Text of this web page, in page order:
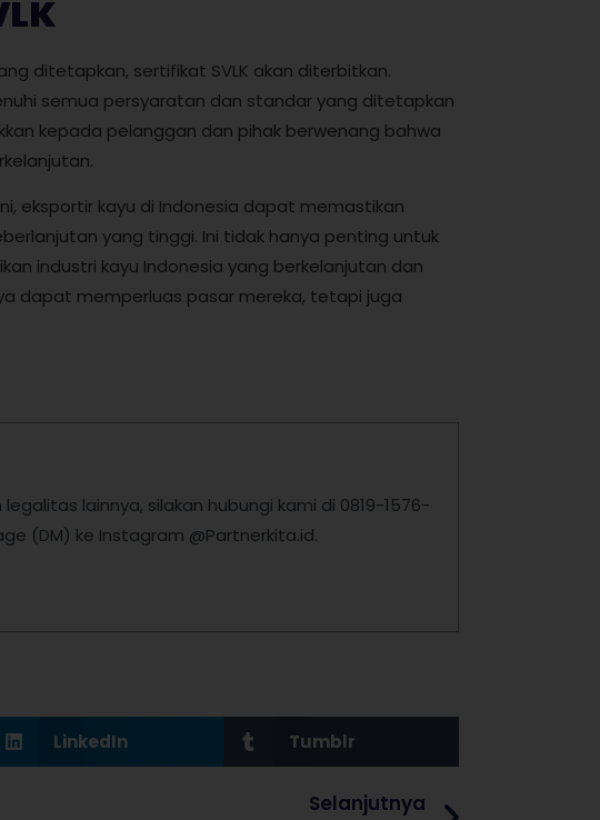
ditetapkan, sertifikat SVLK akan diterbitkan.
semua persyaratan dan standar yang ditetapkan
kepada pelanggan dan pihak berwenang bahwa
eksportir kayu di Indonesia dapat memastikan
yang tinggi. Ini tidak hanya penting untuk
industri kayu Indonesia yang berkelanjutan dan
dapat memperluas pasar mereka, tetapi juga
lainnya, silakan hubungi kami di 0819-1576-
(DM) ke Instagram @Partnerkita.id.
LinkedIn Tumblr
Selanjutnya